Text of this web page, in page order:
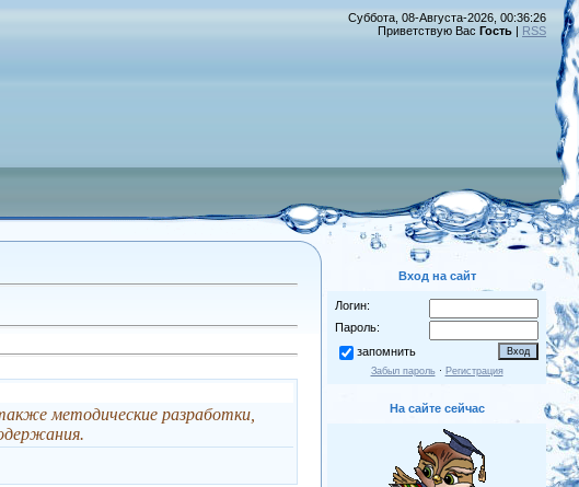
Суббота, 08-Августа-2026, 00:36:26
Приветствую Вас Гость | RSS
методические разработки,
Вход на сайт
Логин:
Пароль:
запомнить
Забыл пароль· Регистрация
На сайте сейчас